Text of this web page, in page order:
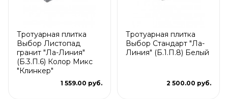
Тротуарная плитка
Выбор Листопад
гранит "Ла-Линия"
(Б.3.П.6) Колор Микс
"Клинкер"
1 559.00 руб.
Тротуарная плитка
Выбор Стандарт "Ла-
Линия" (Б.1.П.8) Белый
2 500.00 руб.